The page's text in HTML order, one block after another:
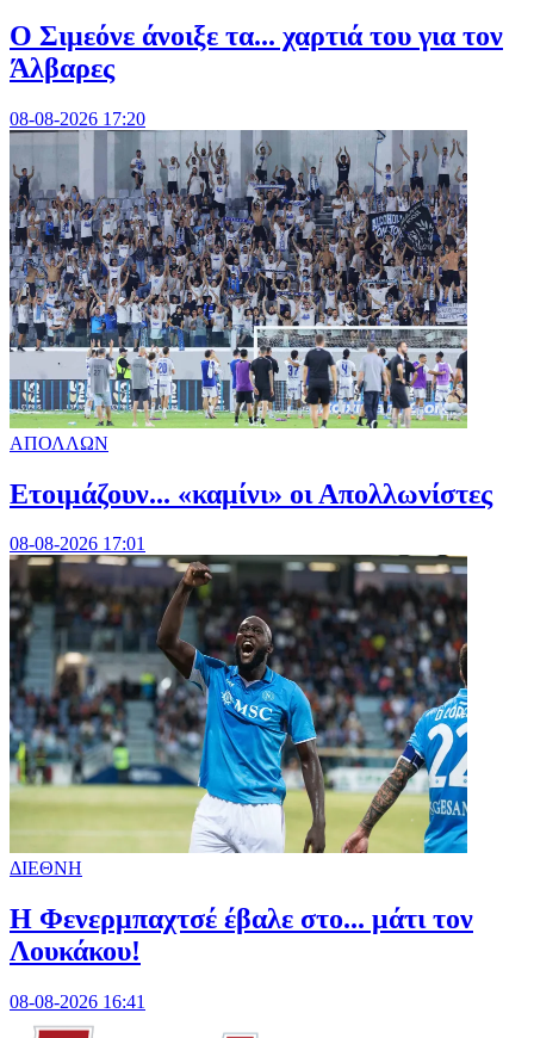
Ο Σιμεόνε άνοιξε τα... χαρτιά του για τον
Άλβαρες
08-08-2026 17:20
ΑΠΟΛΛΩΝ
Ετοιμάζουν... «καμίνι» οι Απολλωνίστες
08-08-2026 17:01
ΔΙΕΘΝΗ
Η Φενερμπαχτσέ έβαλε στο... μάτι τον
Λουκάκου!
08-08-2026 16:41